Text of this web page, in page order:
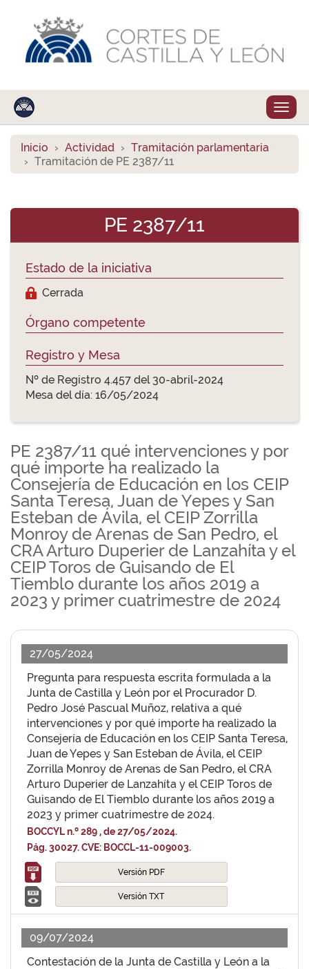
Inicio Actividad
Tramitación parlamentaria
Tramitación de PE 2387/11
PE 2387/11
Estado de la iniciativa
Cerrada
Órgano competente
Registro y Mesa
Nº de Registro 4.457 del 30-abril-2024
Mesa del día: 16/05/2024
PE 2387/11 qué intervenciones y por
qué importe ha realizado la
Consejería de Educación en los CEIP
Santa Teresa, Juan de Yepes y San
Esteban de Ávila, el CEIP Zorrilla
Monroy de Arenas de San Pedro, el
CRA Arturo Duperier de Lanzahíta y el
CEIP Toros de Guisando de El
Tiemblo durante los años 2019 a
2023 y primer cuatrimestre de 2024
27/05/2024
Pregunta para respuesta escrita formulada a la
Junta de Castilla y León por el Procurador D.
Pedro José Pascual Muñoz, relativa a qué
intervenciones y por qué importe ha realizado la
Consejería de Educación en los CEIP Santa Teresa,
Juan de Yepes y San Esteban de Ávila, el CEIP
Zorrilla Monroy de Arenas de San Pedro, el CRA
Arturo Duperier de Lanzahíta y el CEIP Toros de
Guisando de El Tiemblo durante los años 2019 a
2023 y primer cuatrimestre de 2024.
BOCCYL n.º 289 , de 27/05/2024.
Pág. 30027. CVE: BOCCL-11-009003.
Versión PDF
Versión TXT
09/07/2024
Contestación de la Junta de Castilla y León a la